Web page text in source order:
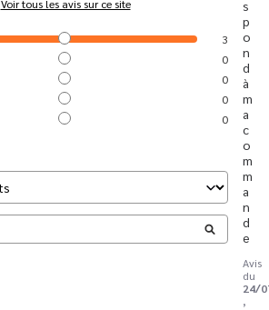
Voir tous les avis sur ce site
3
0
0
0
0
s
p
o
n
d
à
m
a
c
o
m
m
a
n
d
e
Avis
du
24/
,